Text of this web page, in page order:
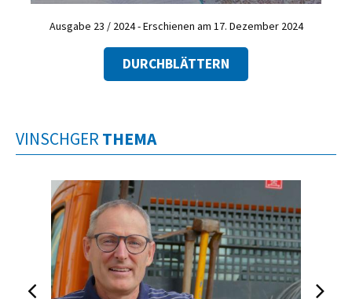
Ausgabe 23 / 2024 - Erschienen am 17. Dezember 2024
DURCHBLÄTTERN
VINSCHGER THEMA